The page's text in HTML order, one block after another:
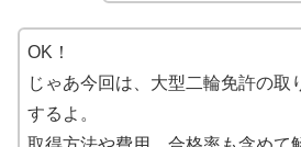
OK！
じゃあ今回は、大型二輪免許の取
するよ。